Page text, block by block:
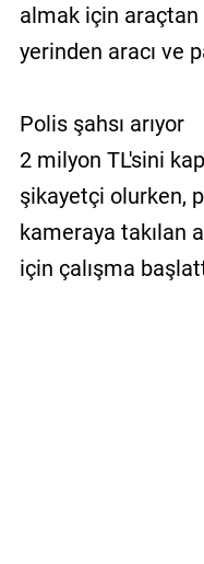
almak için
yerinden aracı ve
Polis şahsı arıyor
2 milyon TL'sini
şikayetçi olurken,
kameraya takılan
için çalışma